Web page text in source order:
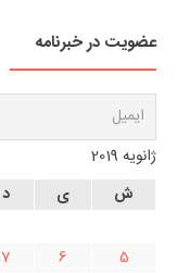
عضویت در خبرنامه
ژانویه 2019
ش
ی د
5
6
7